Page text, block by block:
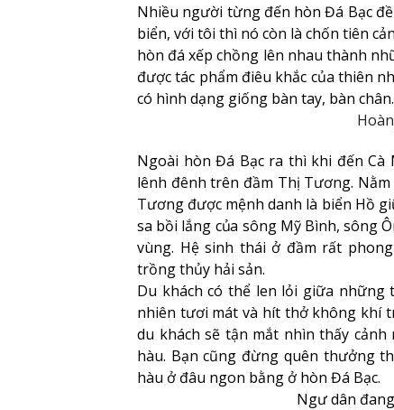
Nhiều người từng đến hòn Đá Bạc
biển, với tôi thì nó còn là chốn tiên
hòn đá xếp chồng lên nhau thành
được tác phẩm điêu khắc của thiên
có hình dạng giống bàn tay, bàn
Ngoài hòn Đá Bạc ra thì khi đến
lênh đênh trên đầm Thị Tương.
Tương được mệnh danh là biển Hồ
sa bồi lắng của sông Mỹ Bình, sông
vùng. Hệ sinh thái ở đầm rất
trồng thủy hải sản.
Du khách có thể len lỏi giữa những
nhiên tươi mát và hít thở không khí
du khách sẽ tận mắt nhìn thấy
hàu. Bạn cũng đừng quên thưởng
hàu ở đâu ngon bằng ở hòn Đá Bạc.
Ngư dân